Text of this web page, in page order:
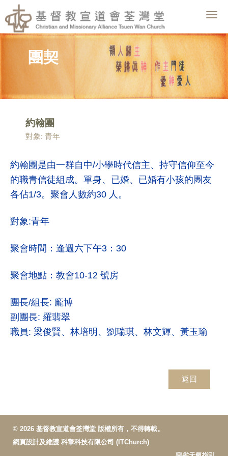
團契
約翰團
對象: 青年
約翰團是由一群自中/小學時代信主、持守信仰至今
的職青信徒組成。單身、已婚、已婚有小孩的團友
各佔1/3。聚會人數約30 人。
對象:青年
聚會時間：逢週六下午3：30
聚會地點：教會10-12 號房
團長/組長: 龐博
副團長: 羅翡翠
職員: 梁俊賢、林培明、劉瑞琪、林文輝、黃玉瑜
返回
© 2026 基督教宣道會荃灣堂 版權所有，不得轉載。
網頁設計及維護 科擎科技有限公司 (ITChurch)